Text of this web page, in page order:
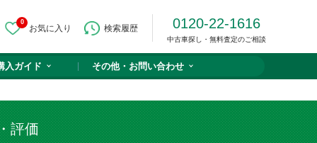
0
お気に入り 検索履歴 0120-22-1616
中古車探し・無料査定のご相談
入ガイド その他・ お問い合わせ
評価